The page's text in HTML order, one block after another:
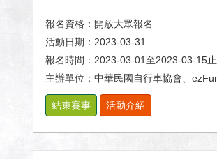
報名資格：開放大眾報名
活動日期：2023-03-31
報名時間：2023-03-01至2023-03-15止（
主辦單位：中華民國自行車協會、
結束賽事 活動介紹